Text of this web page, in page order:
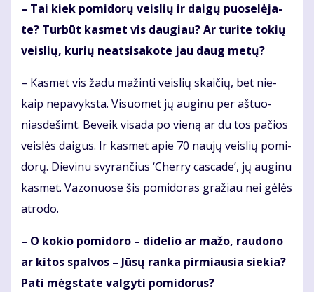
– Tai kiek po­mi­do­rų veis­lių ir dai­gų puo­se­lė­ja­
te? Tur­būt kas­met vis dau­giau? Ar tu­ri­te to­kių
veis­lių, ku­rių ne­at­si­sa­ko­te jau daug me­tų?
– Kas­met vis ža­du ma­žin­ti veis­lių skai­čių, bet nie­
kaip ne­pa­vyks­ta. Vi­suo­met jų au­gi­nu per aš­tuo­
nias­de­šimt. Be­veik vi­sa­da po vie­ną ar du tos pa­čios
veis­lės dai­gus. Ir kas­met apie 70 nau­jų veis­lių po­mi­
do­rų. Die­vi­nu svy­ran­čius ‘Cher­ry cas­ca­de’, jų au­gi­nu
kas­met. Va­zo­nuo­se šis po­mi­do­ras gra­žiau nei gė­lės
at­ro­do.
– O ko­kio po­mi­do­ro – di­de­lio ar ma­žo, rau­do­no
ar ki­tos spal­vos – Jū­sų ran­ka pir­miau­sia sie­kia?
Pa­ti mėgs­ta­te val­gy­ti po­mi­do­rus?